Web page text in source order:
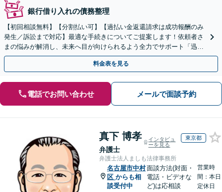
銀行借り入れの債務整理
【初回相談無料】【分割払い可】【過払い金返還請求は成功報酬のみ
発生／訴訟まで対応】最適な手続きについてご提案します！依頼者さ
まの悩みが解消し、未来へ目が向けられるよう全力でサポート「迅速
丁寧な対応で、信頼関係を重視」【夜間相談可（要相談）】
料金表を見る
電話でお問い合わせ メールで面談予約
真下 博孝
弁護士
インタビュ
ーを見る
東京都
弁護士法人ましも法律事務所
名古屋市中村
区 からも相
談受付中
面談方法(対面・
電話・ビデオな
ど)は応相談
営業時
間：本日
定休日